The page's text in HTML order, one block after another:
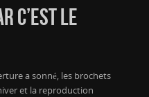
C’EST LE
a sonné, les brochets
et la reproduction